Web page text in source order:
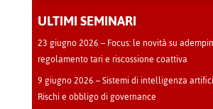
ULTIMI SEMINARI
23 giugno 2026 – Focus: le novità su
regolamento tari e riscossione coattiva
9 giugno 2026 – Sistemi di intelligenza
Rischi e obbligo di governance